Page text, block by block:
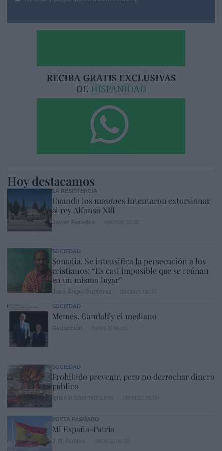
Hoy destacamos
LA RESISTENCIA
Cuando los masones intentaron extorsionar
al rey Alfonso XIII
SOCIEDAD
Somalia. Se intensifica la persecución a los
cristianos: “Es casi imposible que se reúnan
en un mismo lugar”
SOCIEDAD
Memes. Gandalf y el mediano
SOCIEDAD
Prohibido prevenir, pero no derrochar dinero
público
POETA PASMADO
Mi España-Patria